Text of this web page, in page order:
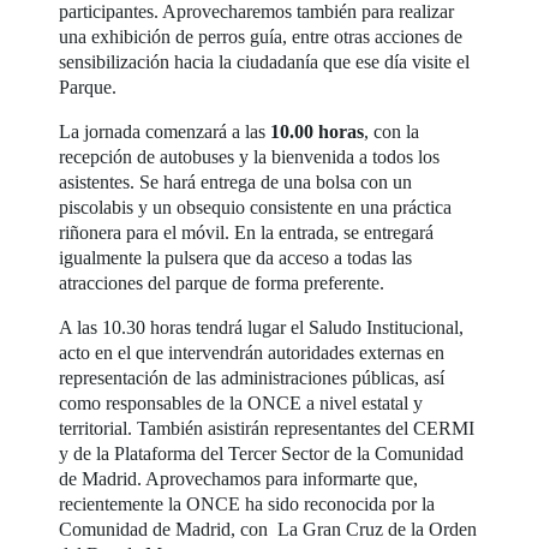
participantes. Aprovecharemos también para realizar
una exhibición de perros guía, entre otras acciones de
sensibilización hacia la ciudadanía que ese día visite el
Parque.
La jornada comenzará a las 10.00 horas, con la
recepción de autobuses y la bienvenida a todos los
asistentes. Se hará entrega de una bolsa con un
piscolabis y un obsequio consistente en una práctica
riñonera para el móvil. En la entrada, se entregará
igualmente la pulsera que da acceso a todas las
atracciones del parque de forma preferente.
A las 10.30 horas tendrá lugar el Saludo Institucional,
acto en el que intervendrán autoridades externas en
representación de las administraciones públicas, así
como responsables de la ONCE a nivel estatal y
territorial. También asistirán representantes del CERMI
y de la Plataforma del Tercer Sector de la Comunidad
de Madrid. Aprovechamos para informarte que,
recientemente la ONCE ha sido reconocida por la
Comunidad de Madrid, con La Gran Cruz de la Orden